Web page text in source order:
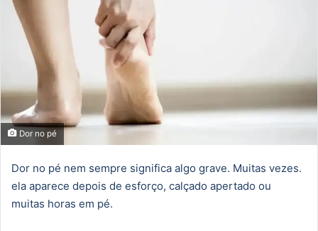
Dor no pé
Dor no pé nem sempre significa algo grave. Muitas vezes.
ela aparece depois de esforço, calçado apertado ou
muitas horas em pé.